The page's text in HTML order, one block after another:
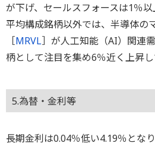
が下げ、セールスフォースは1％
平均構成銘柄以外では、半導体の
［MRVL］が人工知能（AI）関連
柄として注目を集め6％近く上昇し
5.為替・金利等
長期金利は0.04％低い4.19％とな